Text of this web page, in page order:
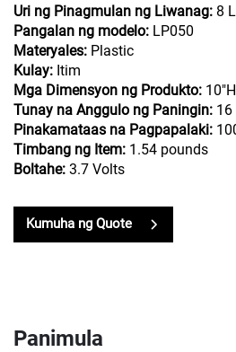
Uri ng Pinagmulan ng Liwanag: 8
Pangalan ng modelo: LP050
Materyales: Plastic
Kulay: Itim
Mga Dimensyon ng Produkto:
Tunay na Anggulo ng Paningin: 16
Pinakamataas na Pagpapalaki:
Timbang ng Item: 1.54 pounds
Boltahe: 3.7 Volts
Kumuha ng Quote
Panimula